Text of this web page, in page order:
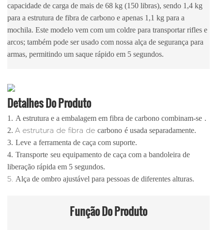
capacidade de carga de mais de 68 kg (150 libras), sendo 1,4 kg
para a estrutura de fibra de carbono e apenas 1,1 kg para a
mochila. Este modelo vem com um coldre para transportar rifles e
arcos; também pode ser usado com nossa alça de segurança para
armas, permitindo um saque rápido em 5 segundos.
Detalhes Do Produto
1. A estrutura e a embalagem em fibra de carbono combinam-se .
2. A estrutura de fibra de carbono é usada separadamente.
3. Leve a ferramenta de caça com suporte.
4. Transporte seu equipamento de caça com a bandoleira de
liberação rápida em 5 segundos.
5. Alça de ombro ajustável para pessoas de diferentes alturas.
FunçãoDo Produto